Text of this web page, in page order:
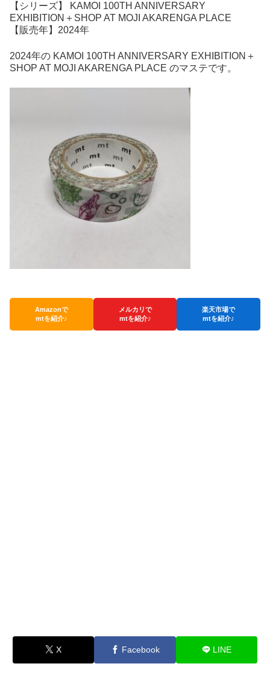
【シリーズ】 KAMOI 100TH ANNIVERSARY
EXHIBITION＋SHOP AT MOJI AKARENGA PLACE
【販売年】2024年
2024年の KAMOI 100TH ANNIVERSARY EXHIBITION＋
SHOP AT MOJI AKARENGA PLACE のマステです。
Amazonで
mtを紹介♪
メルカリで
mtを紹介♪
楽天市場で
mtを紹介♪
X Facebook LINE